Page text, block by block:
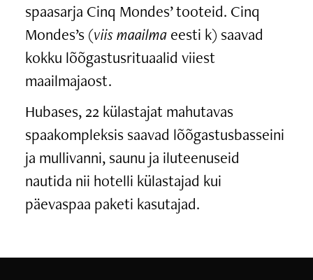
spaasarja Cinq Mondes’ tooteid. Cinq
Mondes’s (viis maailma eesti k) saavad
kokku lõõgastusrituaalid viiest
maailmajaost.
Hubases, 22 külastajat mahutavas
spaakompleksis saavad lõõgastusbasseini
ja mullivanni, saunu ja iluteenuseid
nautida nii hotelli külastajad kui
päevaspaa paketi kasutajad.